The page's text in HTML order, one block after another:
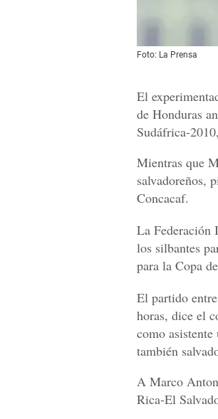
Foto: La Prensa
El
de Honduras
Sudáfrica-
Mientras que
salvadoreños,
Concacaf.
La Federación
los silbantes
para la Copa
El partido
horas, dice el
como
también
A Marco
Rica-El